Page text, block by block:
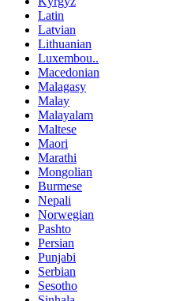
Latin
Latvian
Lithuanian
Luxembou..
Macedonian
Malagasy
Malay
Malayalam
Maltese
Maori
Marathi
Mongolian
Burmese
Nepali
Norwegian
Pashto
Persian
Punjabi
Serbian
Sesotho